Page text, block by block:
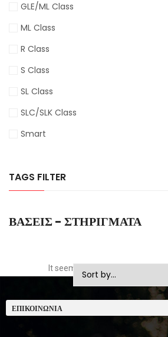
GLE/ML Class
ML Class
R Class
S Class
SL Class
SLC/SLK Class
Smart
TAGS FILTER
ΒΆΣΕΙΣ - ΣΤΗΡΊΓΜΑΤΑ
It seems we can't find what
ΕΠΙΚΟΙΝΩΝΊΑ